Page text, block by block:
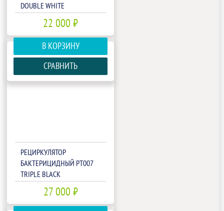
DOUBLE WHITE
22 000 ₽
В КОРЗИНУ
СРАВНИТЬ
РЕЦИРКУЛЯТОР
БАКТЕРИЦИДНЫЙ РТ007
TRIPLE BLACK
27 000 ₽